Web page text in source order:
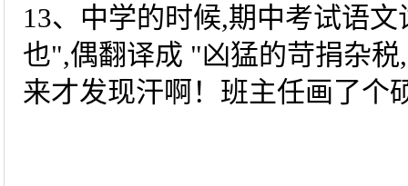
13、中学的时候,期中考试语
也",偶翻译成 "凶猛的苛捐杂
来才发现汗啊！班主任画了个